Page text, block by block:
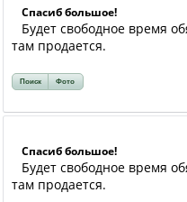
Спасиб большое!
Будет свободное время
там продается.
Поиск Фото
Спасиб большое!
Будет свободное время
там продается.